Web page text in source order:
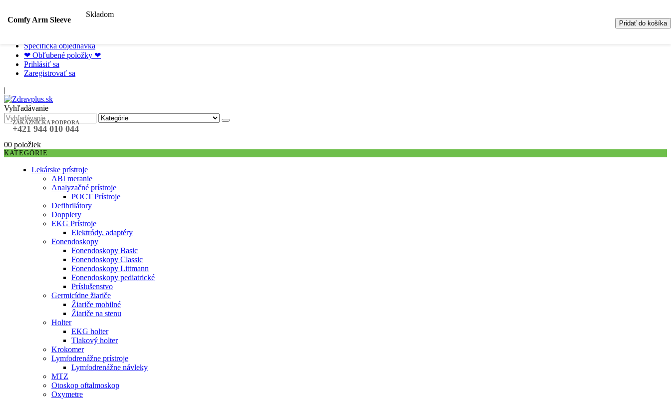
Hľadať podľa špecializácie
Špecifická objednávka
❤ Obľubené položky ❤
Prihlásiť sa
Zaregistrovať sa
|
Vyhľadávanie
ZÁKAZNÍCKA PODPORA
+421 944 010 044
00 položiek
KATEGÓRIE
Lekárske prístroje
ABI meranie
Analyzačné prístroje
POCT Prístroje
Defibrilátory
Dopplery
EKG Prístroje
Elektródy, adaptéry
Fonendoskopy
Fonendoskopy Basic
Fonendoskopy Classic
Fonendoskopy Littmann
Fonendoskopy pediatrické
Príslušenstvo
Germicídne žiariče
Žiariče mobilné
Žiariče na stenu
Holter
EKG holter
Tlakový holter
Krokomer
Lymfodrenážne prístroje
Lymfodrenážne návleky
MTZ
Otoskop oftalmoskop
Oxymetre
Comfy Arm Sleeve
Skladom
Pridať do košíka